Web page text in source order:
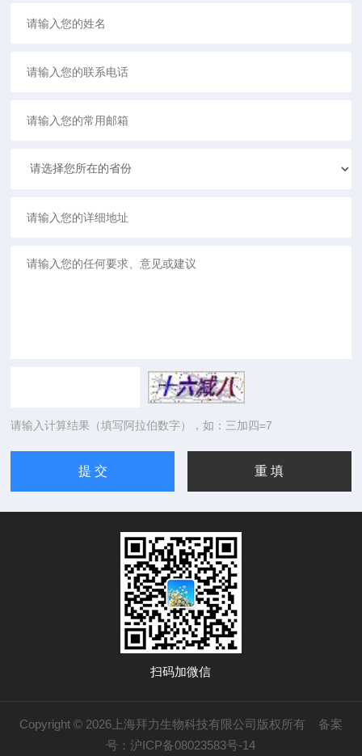
请输入计算结果（填写阿拉伯数字），如：三加四=7
扫码加微信
Copyright © 2026上海拜力生物科技有限公司版权所有 备案
号：沪ICP备08023583号-14